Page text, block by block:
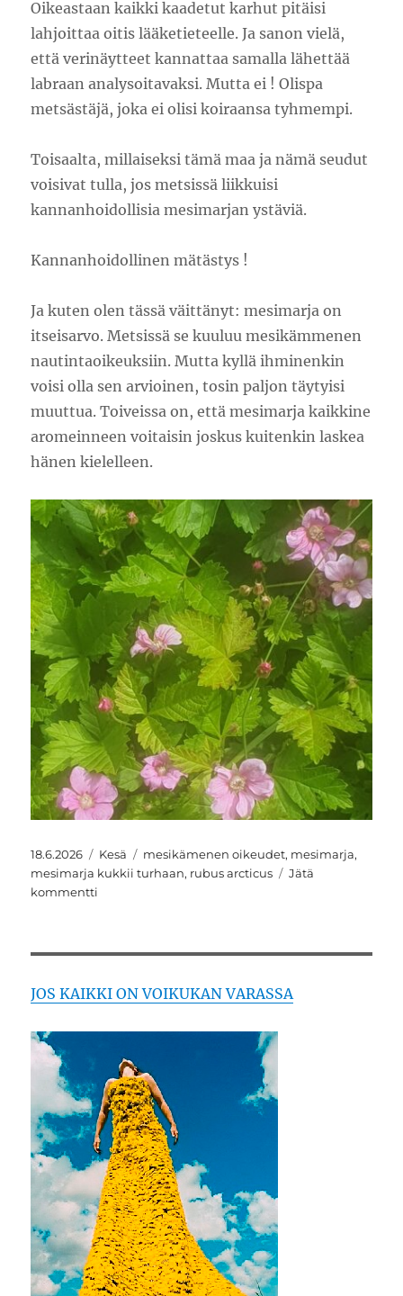
Oikeastaan kaikki kaadetut karhut pitäisi
lahjoittaa oitis lääketieteelle. Ja sanon vielä,
että verinäytteet kannattaa samalla lähettää
labraan analysoitavaksi. Mutta ei ! Olispa
metsästäjä, joka ei olisi koiraansa tyhmempi.
Toisaalta, millaiseksi tämä maa ja nämä seudut
voisivat tulla, jos metsissä liikkuisi
kannanhoidollisia mesimarjan ystäviä.
Kannanhoidollinen mätästys !
Ja kuten olen tässä väittänyt: mesimarja on
itseisarvo. Metsissä se kuuluu mesikämmenen
nautintaoikeuksiin. Mutta kyllä ihminenkin
voisi olla sen arvioinen, tosin paljon täytyisi
muuttua. Toiveissa on, että mesimarja kaikkine
aromeinneen voitaisin joskus kuitenkin laskea
hänen kielelleen.
Julkaistu
18.6.2026 Kategoriat
Kesä Avainsanat
mesikämenen oikeudet, mesimarja,
mesimarja kukkii turhaan, rubus arcticus
Jätä
kommentti
sais
maistaa
JOS KAIKKI ON VOIKUKAN VARASSA